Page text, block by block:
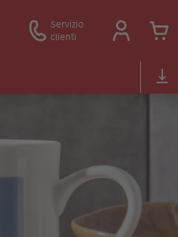
Servizio
clienti